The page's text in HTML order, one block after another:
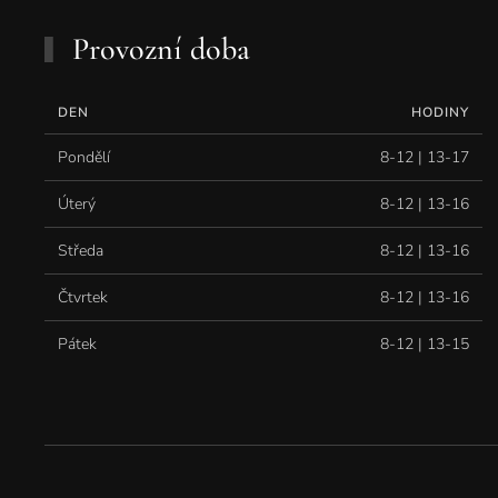
Provozní doba
DEN HODINY
Pondělí 8-12 | 13-17
Úterý 8-12 | 13-16
Středa 8-12 | 13-16
Čtvrtek 8-12 | 13-16
Pátek 8-12 | 13-15